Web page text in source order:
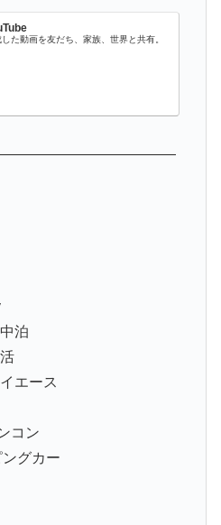
た動画を友だち、家族、世界と共有。
泊
エース
コン
グカー